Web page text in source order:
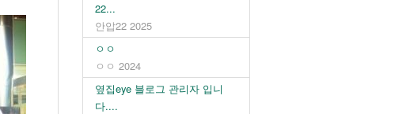
22...
안압22 2025
ㅇㅇ
ㅇㅇ 2024
옆집eye 블로그 관리자 입니
다....